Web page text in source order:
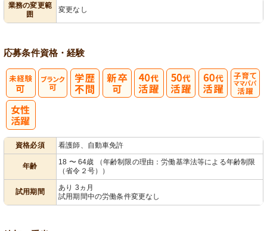
業務の変更範
囲
変更なし
応募条件資格・経験
資格必須 看護師、自動車免許
年齢
18 〜 64歳 （年齢制限の理由：労働基準法等による年齢制限
（省令２号））
試用期間
あり 3ヵ月
試用期間中の労働条件変更なし